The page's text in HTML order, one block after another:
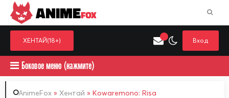
ANIMEFOX
ХЕНТАЙ(18+) Вход
Боковое меню (нажмите)
AnimeFox » Хентай » Kowaremono: Risa